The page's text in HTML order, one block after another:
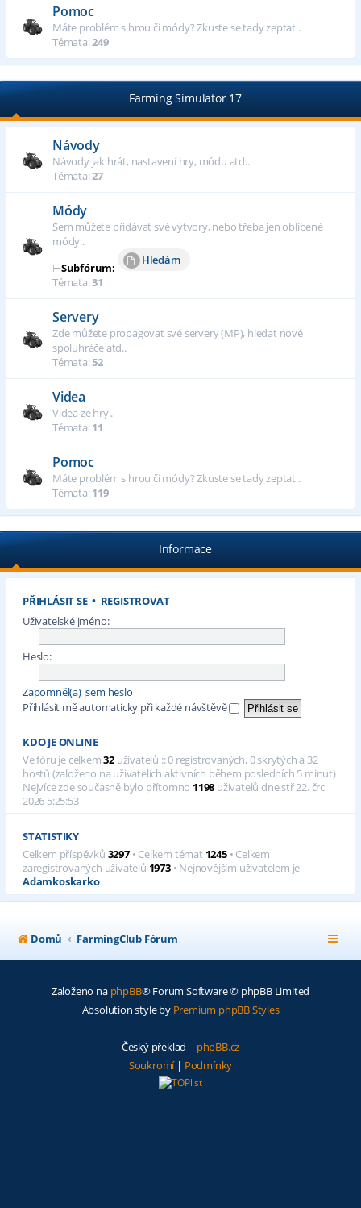
Pomoc
Máte problém s hrou či módy? Zkuste se tady zeptat..
Témata:249
Farming Simulator 17
Návody
Návody jak hrát, nastavení hry, módu atd..
Témata:27
Módy
Sem můžete přidávat své výtvory, nebo třeba jen oblíbené
módy..
⊢Subfórum:
Hledám
Témata:31
Servery
Zde můžete propagovat své servery (MP), hledat nové
spoluhráče atd..
Témata:52
Videa
Videa ze hry..
Témata:11
Pomoc
Máte problém s hrou či módy? Zkuste se tady zeptat..
Témata:119
Informace
PŘIHLÁSIT SE• REGISTROVAT
Uživatelské jméno:
Heslo:
Zapomněl(a) jsem heslo
Přihlásit mě automaticky při každé návštěvě
KDO JE ONLINE
Ve fóru je celkem32 uživatelů :: 0 registrovaných, 0 skrytých a 32
hostů (založeno na uživatelích aktivních během posledních 5 minut)
Nejvíce zde současně bylo přítomno 1198 uživatelů dne stř 22. črc
2026 5:25:53
STATISTIKY
Celkem příspěvků 3297• Celkem témat 1245• Celkem
zaregistrovaných uživatelů 1973• Nejnovějším uživatelem je
Adamkoskarko
Domů FarmingClub Fórum
Založeno na phpBB® Forum Software © phpBB Limited
Absolution style by Premium phpBB Styles
Český překlad – phpBB.cz
Soukromí| Podmínky